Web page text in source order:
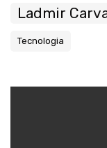
Ladmir
Tecnologia